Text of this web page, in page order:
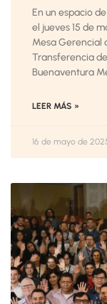
En un espacio
el jueves 15 de
Mesa Gerencial
Transferencia
Buenaventura
LEER MÁS »
16 de mayo de